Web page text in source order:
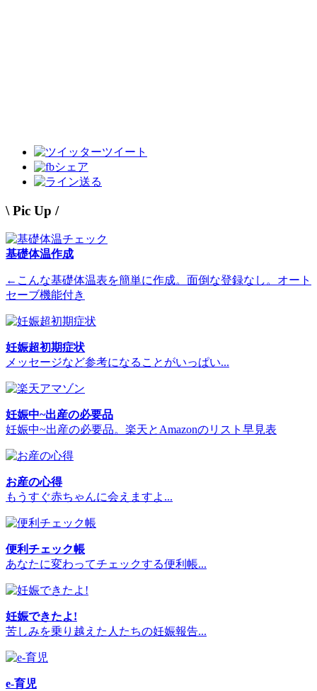
ツイート
シェア
送る
\ Pic Up /
基礎体温作成
←こんな基礎体温表を簡単に作成。面倒な登録なし。オート
セーブ機能付き
妊娠超初期症状
メッセージなど参考になることがいっぱい...
妊娠中~出産の必要品
妊娠中~出産の必要品。楽天とAmazonのリスト早見表
お産の心得
もうすぐ赤ちゃんに会えますよ...
便利チェック帳
あなたに変わってチェックする便利帳...
妊娠できたよ!
苦しみを乗り越えた人たちの妊娠報告...
e-育児